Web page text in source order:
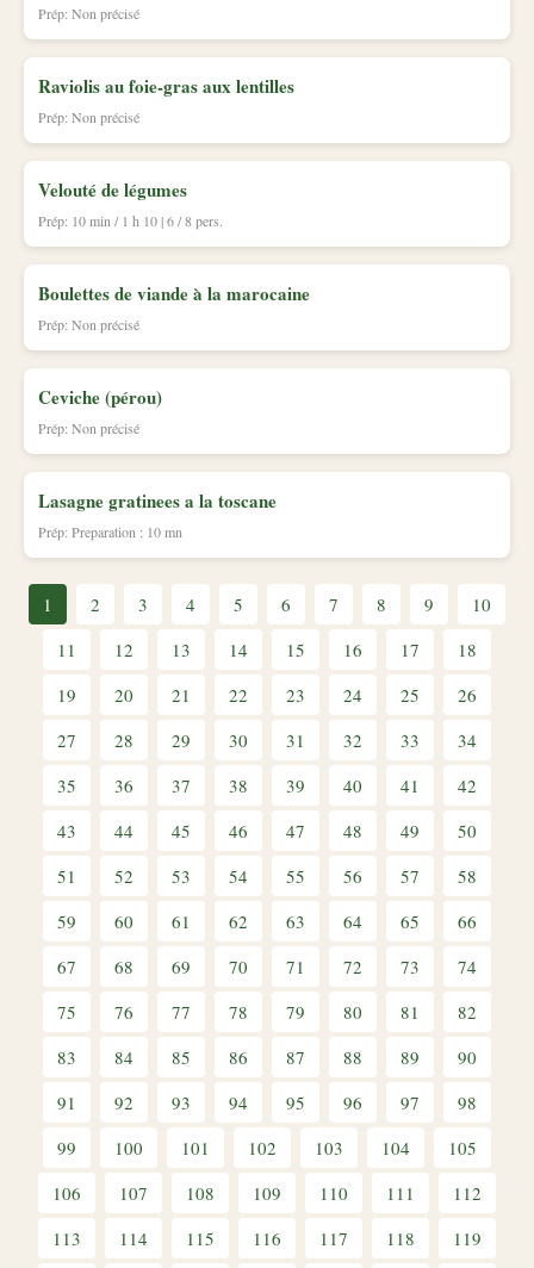
Prép: Non précisé
Raviolis au foie-gras aux lentilles
Prép: Non précisé
Velouté de légumes
Prép: 10 min / 1 h 10 | 6 / 8 pers.
Boulettes de viande à la marocaine
Prép: Non précisé
Ceviche (pérou)
Prép: Non précisé
Lasagne gratinees a la toscane
Prép: Preparation : 10 mn
1 2 3 4 5 6 7 8 9
10
11
12 13 14 15 16 17
18
19
20 21 22 23 24 25
26
27
28 29 30 31 32 33
34
35
36 37 38 39 40 41
42
43
44 45 46 47 48 49
50
51
52 53 54 55 56 57
58
59
60 61 62 63 64 65
66
67
68 69 70 71 72 73
74
75
76 77 78 79 80 81
82
83
84 85 86 87 88 89
90
91
92 93 94 95 96 97
98
99
100 101 102 103 104
105
106
107 108 109 110 111
112
113
114 115 116 117 118
119